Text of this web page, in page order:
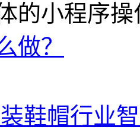
的小程序
做？
鞋帽行业